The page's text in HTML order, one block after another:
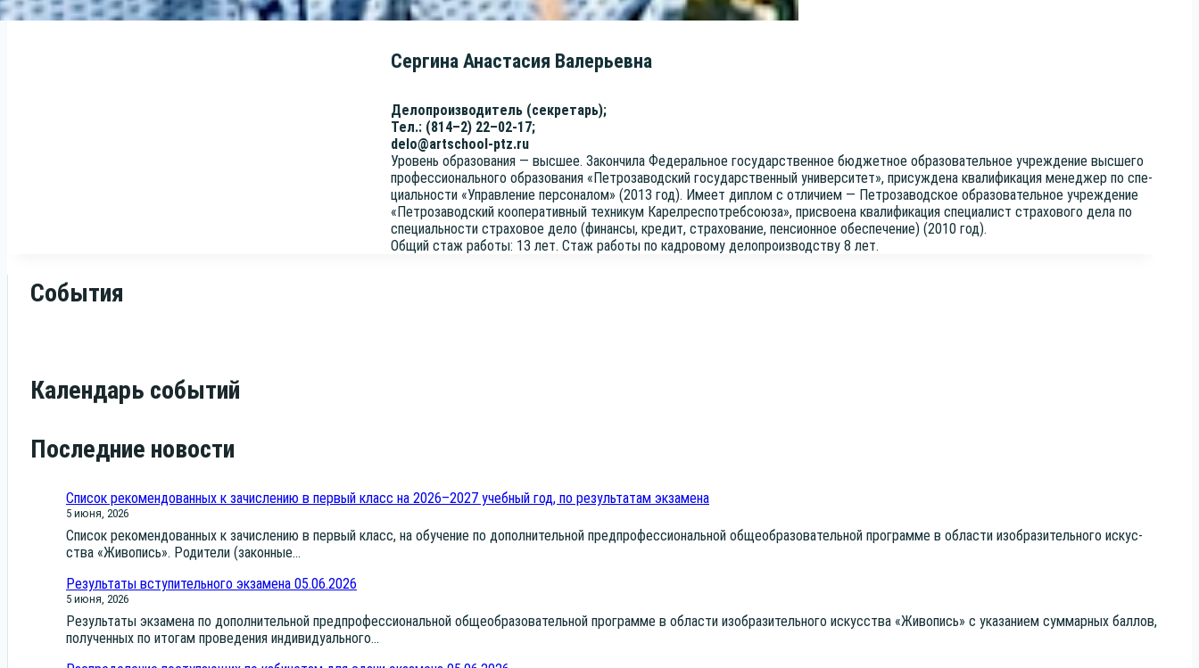
Сергина Анастасия Валерьевна
Дело­про­из­во­ди­тель (сек­ре­тарь);
Тел.: (814–2) 22–02-17;
delo@artschool-ptz.ru
Уро­вень обра­зо­ва­ния — выс­шее. Закон­чи­ла Феде­раль­ное госу­дар­ствен­ное бюд­жет­ное обра­зо­ва­тель­ное учре­жде­ние выс­ше­го
про­фес­си­о­наль­но­го обра­зо­ва­ния «Пет­ро­за­вод­ский госу­дар­ствен­ный уни­вер­си­тет», при­суж­де­на ква­ли­фи­ка­ция мене­джер по спе­
ци­аль­но­сти «Управ­ле­ние пер­со­на­лом» (2013 год). Име­ет диплом с отли­чи­ем — Пет­ро­за­вод­ское обра­зо­ва­тель­ное учре­жде­ние
«Пет­ро­за­вод­ский коопе­ра­тив­ный тех­ни­кум Карелре­спо­треб­со­ю­за», при­сво­е­на ква­ли­фи­ка­ция спе­ци­а­лист стра­хо­во­го дела по
спе­ци­аль­но­сти стра­хо­вое дело (финан­сы, кре­дит, стра­хо­ва­ние, пен­си­он­ное обес­пе­че­ние) (2010 год).
Общий стаж рабо­ты: 13 лет. Стаж рабо­ты по кад­ро­во­му дело­про­из­вод­ству 8 лет.
События
Календарь событий
Последние новости
Список рекомендованных к зачислению в первый класс на 2026–2027 учебный год, по результатам экзамена
5 июня, 2026
Спи­сок реко­мен­до­ван­ных к зачис­ле­нию в пер­вый класс, на обу­че­ние по допол­ни­тель­ной пред­про­фес­си­о­наль­ной обще­об­ра­зо­ва­тель­ной про­грам­ме в обла­сти изоб­ра­зи­тель­но­го искус­
ства «Живо­пись». Роди­те­ли (закон­ные...
Результаты вступительного экзамена 05.06.2026
5 июня, 2026
Резуль­та­ты экза­ме­на по допол­ни­тель­ной пред­про­фес­си­о­наль­ной обще­об­ра­зо­ва­тель­ной про­грам­ме в обла­сти изоб­ра­зи­тель­но­го искус­ства «Живо­пись» с ука­за­ни­ем сум­мар­ных бал­лов,
полу­чен­ных по ито­гам про­ве­де­ния инди­ви­ду­аль­но­го...